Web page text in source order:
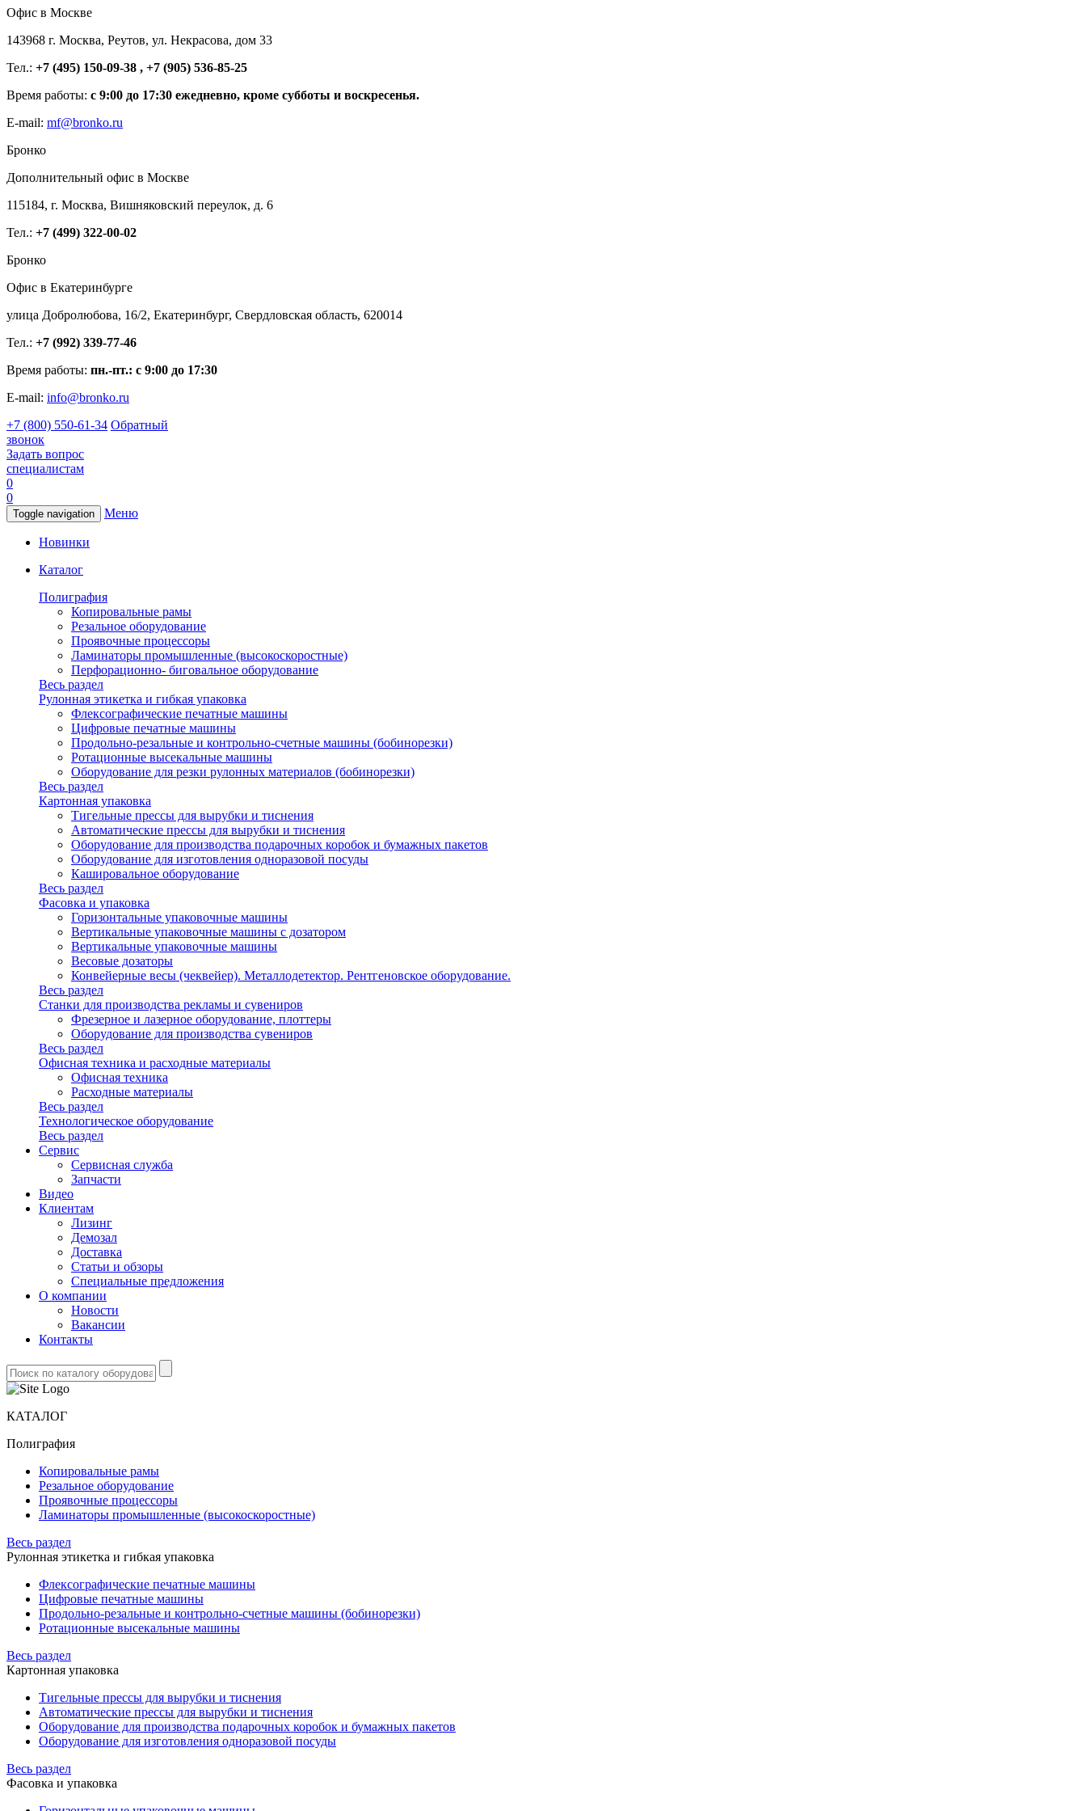
Офис в Москве
143968 г. Москва, Реутов, ул. Некрасова, дом 33
Тел.: +7 (495) 150-09-38 , +7 (905) 536-85-25
Время работы: с 9:00 до 17:30 ежедневно, кроме субботы и воскресенья.
E-mail: mf@bronko.ru
Бронко
Дополнительный офис в Москве
115184, г. Москва, Вишняковский переулок, д. 6
Тел.: +7 (499) 322-00-02
Бронко
Офис в Екатеринбурге
улица Добролюбова, 16/2, Екатеринбург, Свердловская область, 620014
Тел.: +7 (992) 339-77-46
Время работы: пн.-пт.: с 9:00 до 17:30
E-mail: info@bronko.ru
+7 (800) 550-61-34 Обратный
звонок
Задать вопрос
специалистам
0
0
Toggle navigation Меню
Новинки
Каталог
Полиграфия
Копировальные рамы
Резальное оборудование
Проявочные процессоры
Ламинаторы промышленные (высокоскоростные)
Перфорационно- биговальное оборудование
Весь раздел
Рулонная этикетка и гибкая упаковка
Флексографические печатные машины
Цифровые печатные машины
Продольно-резальные и контрольно-счетные машины (бобинорезки)
Ротационные высекальные машины
Оборудование для резки рулонных материалов (бобинорезки)
Весь раздел
Картонная упаковка
Тигельные прессы для вырубки и тиснения
Автоматические прессы для вырубки и тиснения
Оборудование для производства подарочных коробок и бумажных пакетов
Оборудование для изготовления одноразовой посуды
Кашировальное оборудование
Весь раздел
Фасовка и упаковка
Горизонтальные упаковочные машины
Вертикальные упаковочные машины с дозатором
Вертикальные упаковочные машины
Весовые дозаторы
Конвейерные весы (чеквейер). Металлодетектор. Рентгеновское оборудование.
Весь раздел
Станки для производства рекламы и сувениров
Фрезерное и лазерное оборудование, плоттеры
Оборудование для производства сувениров
Весь раздел
Офисная техника и расходные материалы
Офисная техника
Расходные материалы
Весь раздел
Технологическое оборудование
Весь раздел
Сервис
Сервисная служба
Запчасти
Видео
Клиентам
Лизинг
Демозал
Доставка
Статьи и обзоры
Специальные предложения
О компании
Новости
Вакансии
Контакты
КАТАЛОГ
Полиграфия
Копировальные рамы
Резальное оборудование
Проявочные процессоры
Ламинаторы промышленные (высокоскоростные)
Весь раздел
Рулонная этикетка и гибкая упаковка
Флексографические печатные машины
Цифровые печатные машины
Продольно-резальные и контрольно-счетные машины (бобинорезки)
Ротационные высекальные машины
Весь раздел
Картонная упаковка
Тигельные прессы для вырубки и тиснения
Автоматические прессы для вырубки и тиснения
Оборудование для производства подарочных коробок и бумажных пакетов
Оборудование для изготовления одноразовой посуды
Весь раздел
Фасовка и упаковка